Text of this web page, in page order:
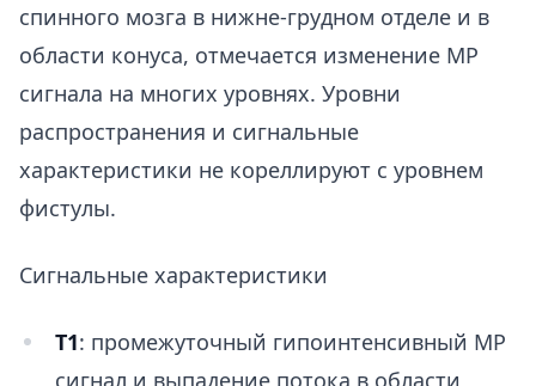
спинного мозга в нижне-грудном отделе и в
области конуса, отмечается изменение МР
сигнала на многих уровнях. Уровни
распространения и сигнальные
характеристики не кореллируют с уровнем
фистулы.
Сигнальные характеристики
T1: промежуточный гипоинтенсивный МР
сигнал и выпадение потока в области